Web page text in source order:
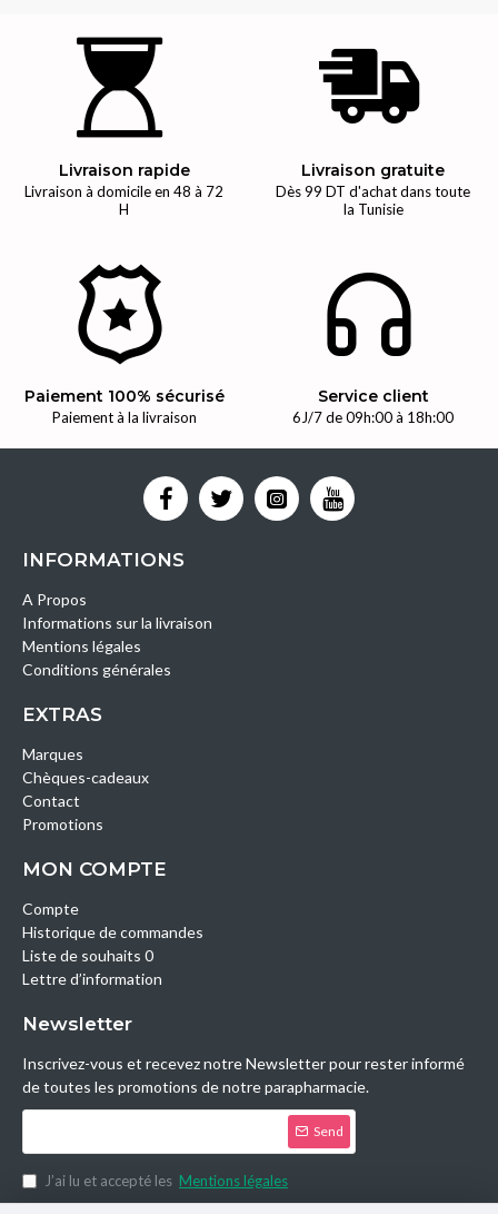
Livraison rapide
Livraison à domicile en 48 à 72
H
Livraison gratuite
Dès 99 DT d'achat dans toute
la Tunisie
Paiement 100% sécurisé
Paiement à la livraison
Service client
6J/7 de 09h:00 à 18h:00
INFORMATIONS
A Propos
Informations sur la livraison
Mentions légales
Conditions générales
EXTRAS
Marques
Chèques-cadeaux
Contact
Promotions
MON COMPTE
Compte
Historique de commandes
Liste de souhaits 0
Lettre d’information
Newsletter
Inscrivez-vous et recevez notre Newsletter pour rester informé
de toutes les promotions de notre parapharmacie.
Send
J’ai lu et accepté les Mentions légales